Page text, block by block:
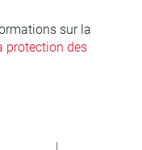
sur la
protection des